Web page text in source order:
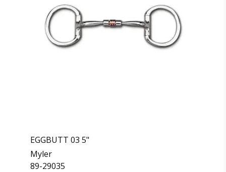
EGGBUTT 03 5"
Myler
89-29035